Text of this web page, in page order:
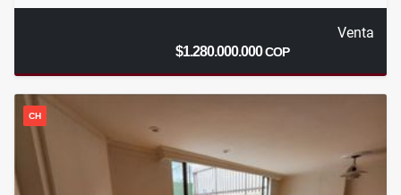
Venta
$1.280.000.000COP
CH